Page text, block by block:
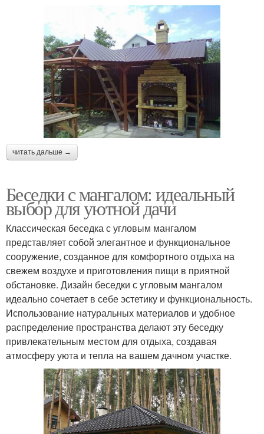
читать дальше →
Беседки с мангалом: идеальный
выбор для уютной дачи
Классическая беседка с угловым мангалом
представляет собой элегантное и функциональное
сооружение, созданное для комфортного отдыха на
свежем воздухе и приготовления пищи в приятной
обстановке. Дизайн беседки с угловым мангалом
идеально сочетает в себе эстетику и функциональность.
Использование натуральных материалов и удобное
распределение пространства делают эту беседку
привлекательным местом для отдыха, создавая
атмосферу уюта и тепла на вашем дачном участке.